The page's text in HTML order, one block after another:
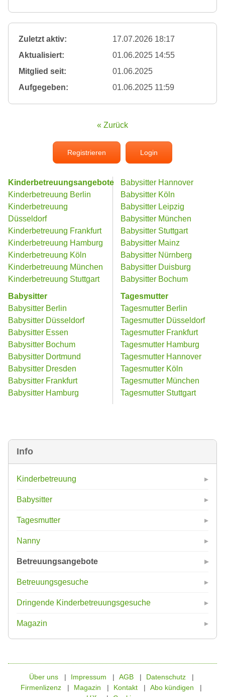
Info
Kinderbetreuung
Babysitter
Tagesmutter
Nanny
Betreuungsangebote
Betreuungsgesuche
Dringende Kinderbetreuungsgesuche
Magazin
Zuletzt aktiv:
17.07.2026 18:17
Aktualisiert:
01.06.2025 14:55
Mitglied seit:
01.06.2025
Aufgegeben:
01.06.2025 11:59
« Zurück
Registrieren Login
Kinderbetreuungsangebote
Kinderbetreuung Berlin
Kinderbetreuung
Düsseldorf
Kinderbetreuung Frankfurt
Kinderbetreuung Hamburg
Kinderbetreuung Köln
Kinderbetreuung München
Kinderbetreuung Stuttgart
Babysitter
Babysitter Berlin
Babysitter Düsseldorf
Babysitter Essen
Babysitter Bochum
Babysitter Dortmund
Babysitter Dresden
Babysitter Frankfurt
Babysitter Hamburg
Babysitter Hannover
Babysitter Köln
Babysitter Leipzig
Babysitter München
Babysitter Stuttgart
Babysitter Mainz
Babysitter Nürnberg
Babysitter Duisburg
Babysitter Bochum
Tagesmutter
Tagesmutter Berlin
Tagesmutter Düsseldorf
Tagesmutter Frankfurt
Tagesmutter Hamburg
Tagesmutter Hannover
Tagesmutter Köln
Tagesmutter München
Tagesmutter Stuttgart
Über uns Impressum AGB
Datenschutz
Firmenlizenz
Magazin Kontakt
Abo kündigen